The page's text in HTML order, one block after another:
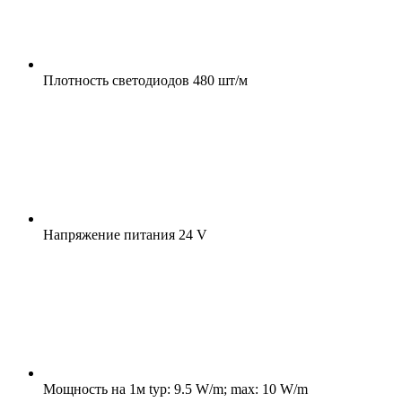
Плотность светодиодов 480 шт/м
Напряжение питания 24 V
Мощность на 1м typ: 9.5 W/m; max: 10 W/m